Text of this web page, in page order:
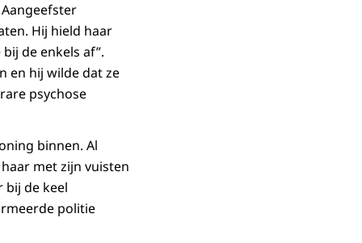
Hij hield haar
de enkels af”.
en hij wilde dat ze
psychose
binnen. Al
met zijn vuisten
bij de keel
politie